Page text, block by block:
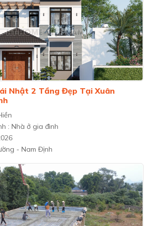
Nhật 2 Tầng Đẹp Tại Xuân
: Nhà ở gia đình
- Nam Định